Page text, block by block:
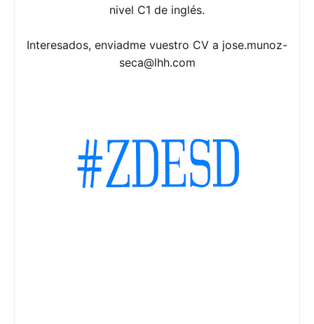
nivel C1 de inglés.
Interesados, enviadme vuestro CV a jose.munoz-
seca@lhh.com